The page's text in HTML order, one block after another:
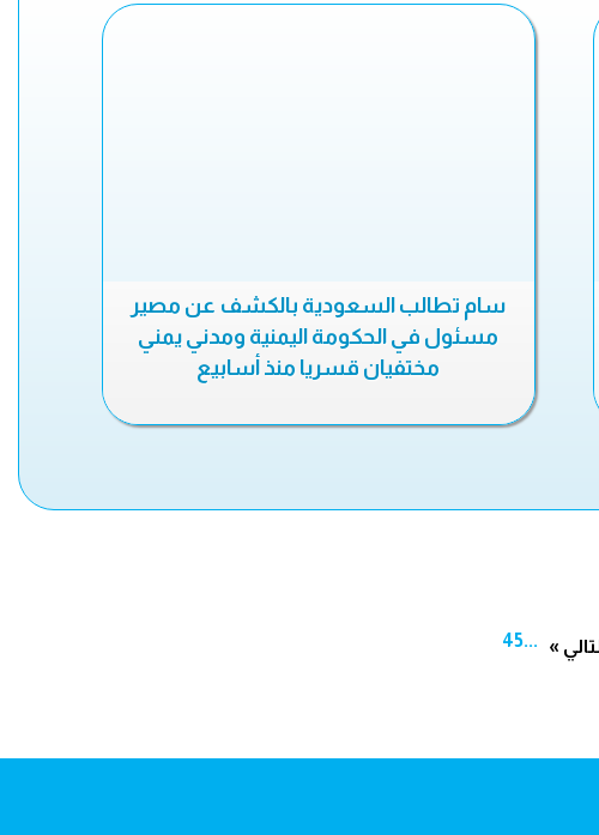
سام تطالب السعودية بالكشف عن مصير
مسئول في الحكومة اليمنية ومدني يمني
مختفيان قسريا منذ أسابيع
...
45 »